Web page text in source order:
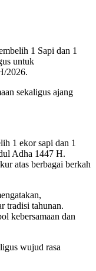
1 Sapi dan 1
untuk
2026.
sekaligus ajang
1 ekor sapi dan 1
Adha 1447 H.
atas berbagai berkah
tradisi tahunan.
kebersamaan dan
wujud rasa